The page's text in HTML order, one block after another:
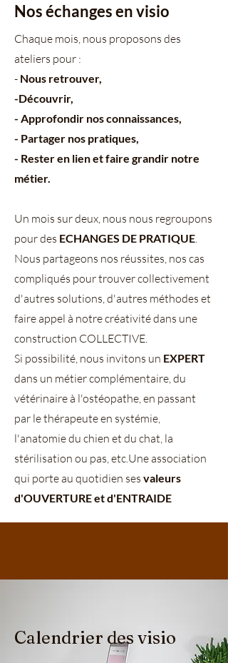
Nos échanges en visio
Chaque mois, nous proposons des
ateliers pour :
- Nous retrouver,
-Découvrir,
- Approfondir nos connaissances,
- Partager nos pratiques,
- Rester en lien et faire grandir notre
métier.
Un mois sur deux, nous nous regroupons
pour des ECHANGES DE PRATIQUE.
Nous partageons nos réussites, nos cas
compliqués pour trouver collectivement
d'autres solutions, d'autres méthodes et
faire appel à notre créativité dans une
construction COLLECTIVE.
Si possibilité, nous invitons un EXPERT
dans un métier complémentaire, du
vétérinaire à l'ostéopathe, en passant
par le thérapeute en systémie,
l'anatomie du chien et du chat, la
stérilisation ou pas, etc.Une association
qui porte au quotidien ses valeurs
d'OUVERTURE et d'ENTRAIDE
Calendrier des visio